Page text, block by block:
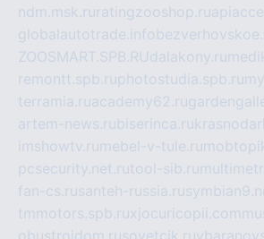
ndm.msk.ru ratingzooshop.ru
globalautotrade.info
ZOOSMART.SPB.RUdalakony.ru
remontt.spb.ruphotostudia.spb.ru
terramia.ruacademy62.ru
artem-news.rubiserinca.ru
imshowtv.ru mebel-v-tule.ru
pcsecurity.net.rutool-sib.ru
fan-cs.rusanteh-russia.ru
tmmotors.spb.ruxjocuricopii.com